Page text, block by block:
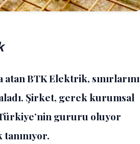
BTK Elektrik, sınırlarını
Şirket, gerek kurumsal
gururu oluyor